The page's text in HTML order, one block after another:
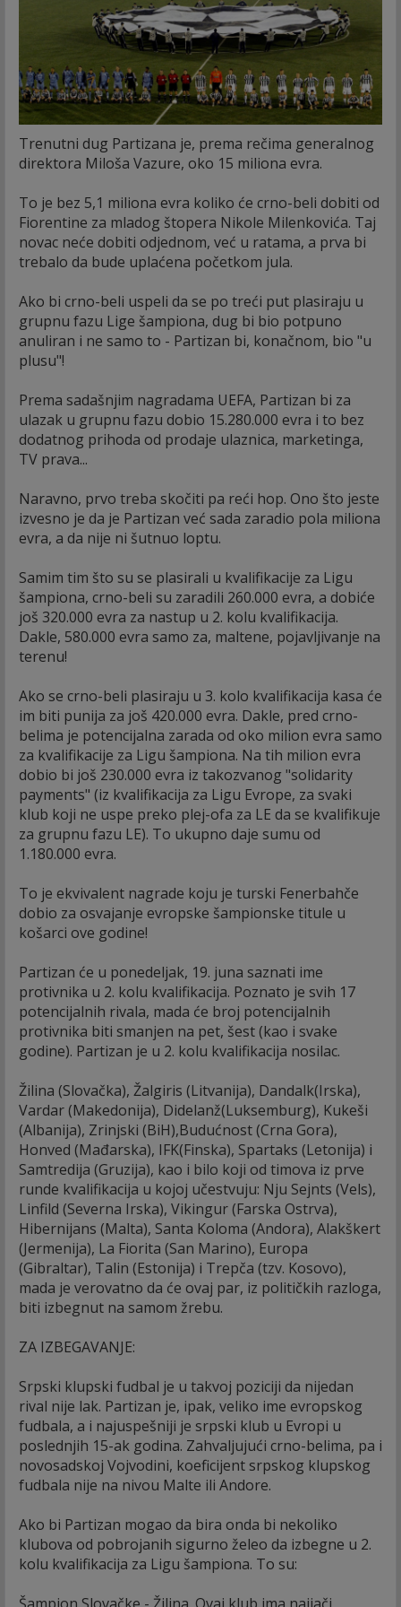
Trenutni dug Partizana je, prema rečima generalnog
direktora Miloša Vazure, oko 15 miliona evra.
To je bez 5,1 miliona evra koliko će crno-beli dobiti od
Fiorentine za mladog štopera Nikole Milenkovića. Taj
novac neće dobiti odjednom, već u ratama, a prva bi
trebalo da bude uplaćena početkom jula.
Ako bi crno-beli uspeli da se po treći put plasiraju u
grupnu fazu Lige šampiona, dug bi bio potpuno
anuliran i ne samo to - Partizan bi, konačnom, bio "u
plusu"!
Prema sadašnjim nagradama UEFA, Partizan bi za
ulazak u grupnu fazu dobio 15.280.000 evra i to bez
dodatnog prihoda od prodaje ulaznica, marketinga,
TV prava...
Naravno, prvo treba skočiti pa reći hop. Ono što jeste
izvesno je da je Partizan već sada zaradio pola miliona
evra, a da nije ni šutnuo loptu.
Samim tim što su se plasirali u kvalifikacije za Ligu
šampiona, crno-beli su zaradili 260.000 evra, a dobiće
još 320.000 evra za nastup u 2. kolu kvalifikacija.
Dakle, 580.000 evra samo za, maltene, pojavljivanje na
terenu!
Ako se crno-beli plasiraju u 3. kolo kvalifikacija kasa će
im biti punija za još 420.000 evra. Dakle, pred crno-
belima je potencijalna zarada od oko milion evra samo
za kvalifikacije za Ligu šampiona. Na tih milion evra
dobio bi još 230.000 evra iz takozvanog "solidarity
payments" (iz kvalifikacija za Ligu Evrope, za svaki
klub koji ne uspe preko plej-ofa za LE da se kvalifikuje
za grupnu fazu LE). To ukupno daje sumu od
1.180.000 evra.
To je ekvivalent nagrade koju je turski Fenerbahče
dobio za osvajanje evropske šampionske titule u
košarci ove godine!
Partizan će u ponedeljak, 19. juna saznati ime
protivnika u 2. kolu kvalifikacija. Poznato je svih 17
potencijalnih rivala, mada će broj potencijalnih
protivnika biti smanjen na pet, šest (kao i svake
godine). Partizan je u 2. kolu kvalifikacija nosilac.
Žilina (Slovačka), Žalgiris (Litvanija), Dandalk(Irska),
Vardar (Makedonija), Didelanž(Luksemburg), Kukeši
(Albanija), Zrinjski (BiH),Budućnost (Crna Gora),
Honved (Mađarska), IFK(Finska), Spartaks (Letonija) i
Samtredija (Gruzija), kao i bilo koji od timova iz prve
runde kvalifikacija u kojoj učestvuju: Nju Sejnts (Vels),
Linfild (Severna Irska), Vikingur (Farska Ostrva),
Hibernijans (Malta), Santa Koloma (Andora), Alakškert
(Jermenija), La Fiorita (San Marino), Europa
(Gibraltar), Talin (Estonija) i Trepča (tzv. Kosovo),
mada je verovatno da će ovaj par, iz političkih razloga,
biti izbegnut na samom žrebu.
ZA IZBEGAVANJE:
Srpski klupski fudbal je u takvoj poziciji da nijedan
rival nije lak. Partizan je, ipak, veliko ime evropskog
fudbala, a i najuspešniji je srpski klub u Evropi u
poslednjih 15-ak godina. Zahvaljujući crno-belima, pa i
novosadskoj Vojvodini, koeficijent srpskog klupskog
fudbala nije na nivou Malte ili Andore.
Ako bi Partizan mogao da bira onda bi nekoliko
klubova od pobrojanih sigurno želeo da izbegne u 2.
kolu kvalifikacija za Ligu šampiona. To su: